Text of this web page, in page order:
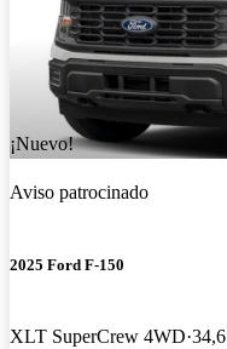
¡Nuevo!
Aviso patrocinado
2025 Ford F-150
XLT SuperCrew 4WD